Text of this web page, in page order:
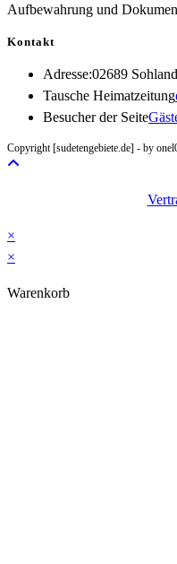
Aufbewahrung und
Kontakt
Adresse:02689
Tausche Heimatzeitung
Besucher der Seite
Copyright [sudetengebiete.de] - by
×
×
Warenkorb